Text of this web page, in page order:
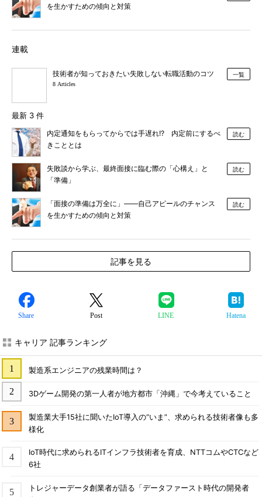
を生かすための傾向と対策
連載
技術者が知っておきたい失敗しない転職活動のコツ
8 Articles
一覧
最新 3 件
内定通知をもらってからでは手遅れ!? 内定前にするべ
きこととは
読む
失敗談から学ぶ、最終面接に臨む際の「心構え」と
「準備」
読む
「面接の準備は万全に」――自己アピールのチャンス
を生かすための傾向と対策
読む
記事を見る
Share Post LINE Hatena
キャリア 記事ランキング
製造系エンジニアの残業時間は？
3Dゲーム開発の第一人者が地方都市「沖縄」で今考えていること
製造業大手15社に聞いたIoT導入の“いま”、求められる技術者像も多
様化
IoT時代に求められるITインフラ技術者を育成、NTTコムやCTCなど
6社
トレジャーデータ創業者が語る「データファースト時代の開発者